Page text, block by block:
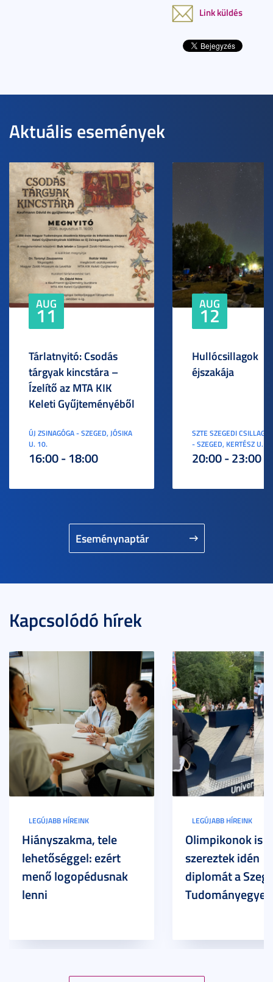
Link küldés
Aktuális események
Eseménynaptár
AUG
11
Tárlatnyitó: Csodás
tárgyak kincstára –
Ízelítő az MTA KIK
Keleti Gyűjteményéből
ÚJ ZSINAGÓGA - SZEGED, JÓSIKA
U. 10.
16:00 - 18:00
AUG
12
Hullócsillagok
éjszakája
SZTE SZEGEDI
- SZEGED, KERTÉSZ U. 3.
20:00 - 23:00
Kapcsolódó hírek
LEGÚJABB HÍREINK
Hiányszakma, tele
lehetőséggel: ezért
menő logopédusnak
lenni
LEGÚJABB HÍREINK
Olimpikonok is
szereztek idén
diplomát a